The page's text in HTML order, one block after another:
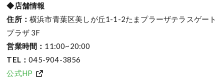
◆店舗情報
住所：横浜市青葉区美しが丘1-1-2たまプラーザテラスゲート
プラザ 3F
営業時間： 11:00~20:00
TEL：045-904-3856
公式HP